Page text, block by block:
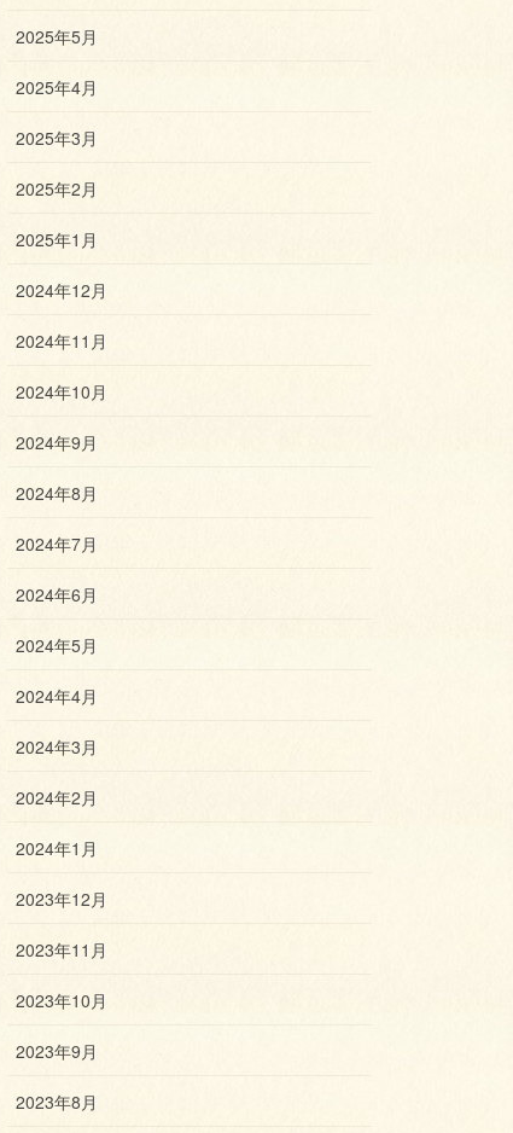
2025年5月
2025年4月
2025年3月
2025年2月
2025年1月
2024年12月
2024年11月
2024年10月
2024年9月
2024年8月
2024年7月
2024年6月
2024年5月
2024年4月
2024年3月
2024年2月
2024年1月
2023年12月
2023年11月
2023年10月
2023年9月
2023年8月